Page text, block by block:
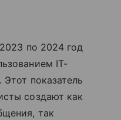
по 2024 год
IT-
показатель
создают как
так